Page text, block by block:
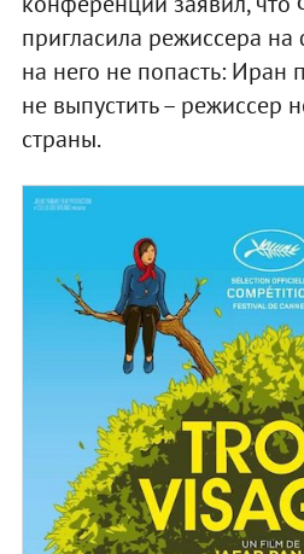
пригласила режиссера
на него не попасть: Иран
не выпустить – режиссер
страны.